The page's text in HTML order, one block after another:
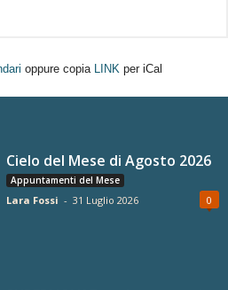
oppure copia LINK per iCal
Cielo del Mese di Agosto 2026
Appuntamenti del Mese
Lara Fossi - 31 Luglio 2026 0